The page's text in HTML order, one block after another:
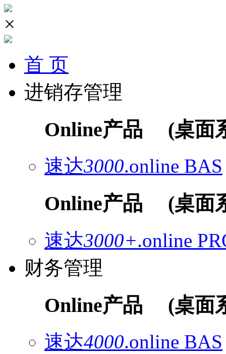
×
首 页
进销存管理
Online产品 (桌面
速达3000.online BAS
Online产品 (桌面
速达3000+.online
财务管理
Online产品 (桌面
速达4000.online BAS